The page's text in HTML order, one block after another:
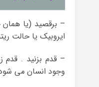
– برقصید (یا
ایروبیک یا حالت
– قدم بزنید .
وجود انسان می